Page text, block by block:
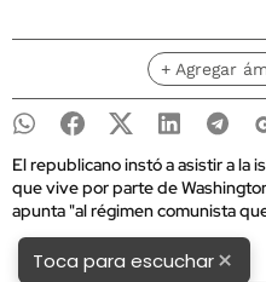
+ Agregar
El republicano instó a asistir a la
que vive por parte de
apunta "al régimen comunista
Toca para escuchar×